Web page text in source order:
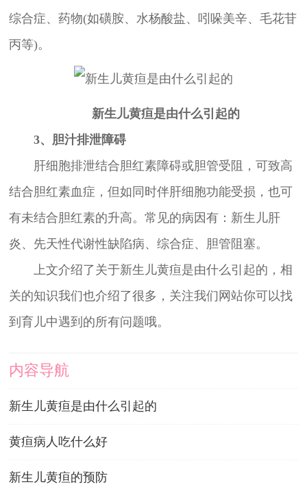
综合症、药物(如磺胺、水杨酸盐、吲哚美辛、毛花苷
丙等)。
新生儿黄疸是由什么引起的
3、胆汁排泄障碍
肝细胞排泄结合胆红素障碍或胆管受阻，可致高
结合胆红素血症，但如同时伴肝细胞功能受损，也可
有未结合胆红素的升高。常见的病因有：新生儿肝
炎、先天性代谢性缺陷病、综合症、胆管阻塞。
上文介绍了关于新生儿黄疸是由什么引起的，相
关的知识我们也介绍了很多，关注我们网站你可以找
到育儿中遇到的所有问题哦。
内容导航
新生儿黄疸是由什么引起的
黄疸病人吃什么好
新生儿黄疸的预防